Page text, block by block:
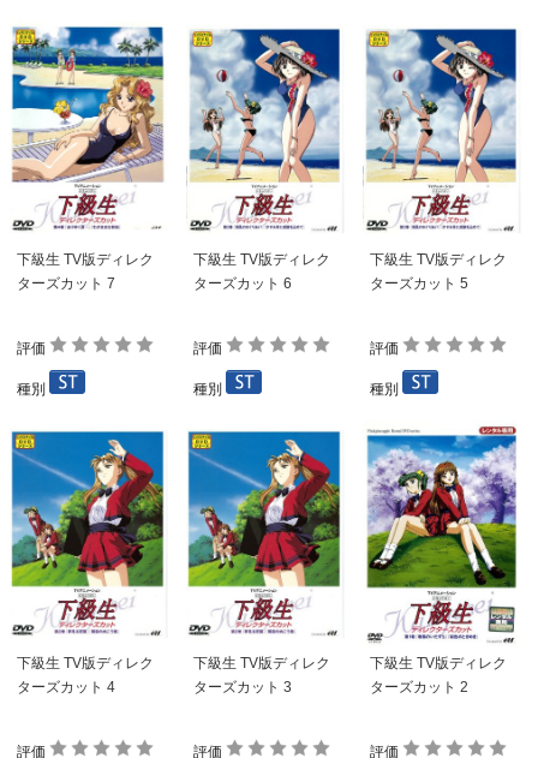
下級生 TV版ディレク
ターズカット 7
評価
種別
下級生 TV版ディレク
ターズカット 6
評価
種別
下級生 TV版ディレク
ターズカット 5
評価
種別
下級生 TV版ディレク
ターズカット 4
評価
下級生 TV版ディレク
ターズカット 3
評価
下級生 TV版ディレク
ターズカット 2
評価